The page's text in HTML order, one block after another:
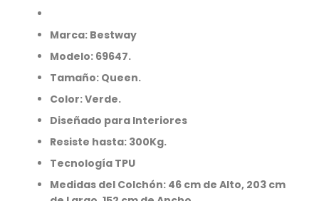
Marca: Bestway
Modelo: 69647.
Tamaño: Queen.
Color: Verde.
Diseñado para Interiores
Resiste hasta: 300Kg.
Tecnología TPU
Medidas del Colchón: 46 cm de Alto, 203 cm